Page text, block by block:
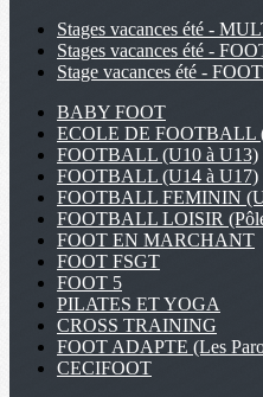
Stages vacances été -
Stages vacances été -
Stage vacances été -
BABY FOOT
ECOLE DE FOOTBALL
FOOTBALL (U10 à U13)
FOOTBALL (U14 à U17)
FOOTBALL FEMININ
FOOTBALL LOISIR
FOOT EN MARCHANT
FOOT FSGT
FOOT 5
PILATES ET YOGA
CROSS TRAINING
FOOT ADAPTE (Les
CECIFOOT